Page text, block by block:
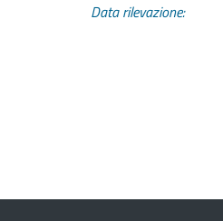
Data rilevazione: